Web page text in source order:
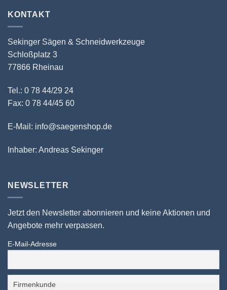
KONTAKT
Sekinger Sägen & Schneidwerkzeuge
Schloßplatz 3
77866 Rheinau
Tel.: 0 78 44/29 24
Fax: 0 78 44/45 60
E-Mail: info@saegenshop.de
Inhaber: Andreas Sekinger
NEWSLETTER
Jetzt den Newsletter abonnieren und keine Aktionen und
Angebote mehr verpassen.
E-Mail-Adresse